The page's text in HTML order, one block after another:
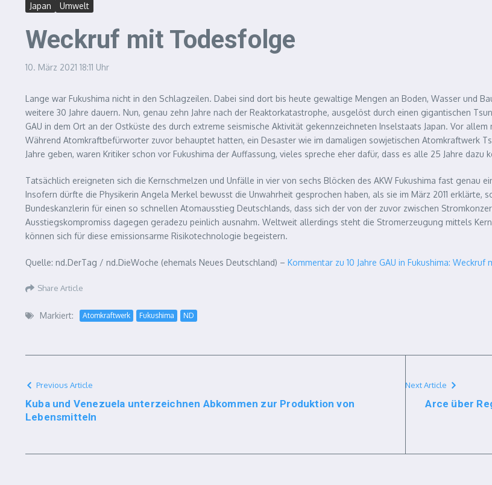
Japan Umwelt
Weckruf mit Todesfolge
10. März 2021 18:11 Uhr
Lange war Fukushima nicht in den Schlagzeilen. Dabei sind dort bis heute gewaltige Mengen an Boden, Wasser und
weitere 30 Jahre dauern. Nun, genau zehn Jahre nach der Reaktorkatastrophe, ausgelöst durch einen gigantischen
GAU in dem Ort an der Ostküste des durch extreme seismische Aktivität gekennzeichneten Inselstaats Japan. Vor
Während Atomkraftbefürworter zuvor behauptet hatten, ein Desaster wie im damaligen sowjetischen Atomkraftwerk
Jahre geben, waren Kritiker schon vor Fukushima der Auffassung, vieles spreche eher dafür, dass es alle 25 Jahre dazu
Tatsächlich ereigneten sich die Kernschmelzen und Unfälle in vier von sechs Blöcken des AKW Fukushima fast genau
Insofern dürfte die Physikerin Angela Merkel bewusst die Unwahrheit gesprochen haben, als sie im März 2011 erklärte,
Bundeskanzlerin für einen so schnellen Atomausstieg Deutschlands, dass sich der von der zuvor zwischen
Ausstiegskompromiss dagegen geradezu peinlich ausnahm. Weltweit allerdings steht die Stromerzeugung mittels
können sich für diese emissionsarme Risikotechnologie begeistern.
Quelle: nd.DerTag / nd.DieWoche (ehemals Neues Deutschland) – Kommentar zu 10 Jahre GAU in Fukushima: Weckruf
Share Article
Markiert: Atomkraftwerk Fukushima ND
Previous Article
Kuba und Venezuela unterzeichnen Abkommen zur Produktion von
Lebensmitteln
Next Article
Arce über